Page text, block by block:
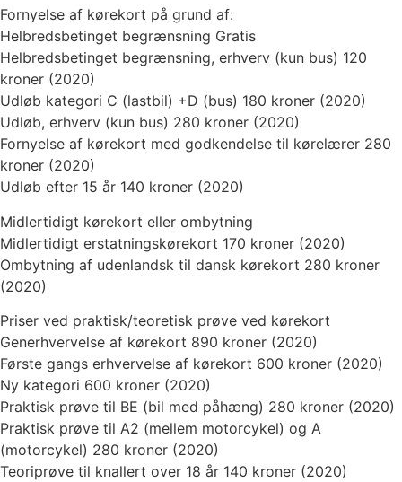
Fornyelse af kørekort på grund af:
Helbredsbetinget begrænsning Gratis
Helbredsbetinget begrænsning, erhverv (kun bus) 120
kroner (2020)
Udløb kategori C (lastbil) +D (bus) 180 kroner (2020)
Udløb, erhverv (kun bus) 280 kroner (2020)
Fornyelse af kørekort med godkendelse til kørelærer 280
kroner (2020)
Udløb efter 15 år 140 kroner (2020)
Midlertidigt kørekort eller ombytning
Midlertidigt erstatningskørekort 170 kroner (2020)
Ombytning af udenlandsk til dansk kørekort 280 kroner
(2020)
Priser ved praktisk/teoretisk prøve ved kørekort
Generhvervelse af kørekort 890 kroner (2020)
Første gangs erhvervelse af kørekort 600 kroner (2020)
Ny kategori 600 kroner (2020)
Praktisk prøve til BE (bil med påhæng) 280 kroner (2020)
Praktisk prøve til A2 (mellem motorcykel) og A
(motorcykel) 280 kroner (2020)
Teoriprøve til knallert over 18 år 140 kroner (2020)